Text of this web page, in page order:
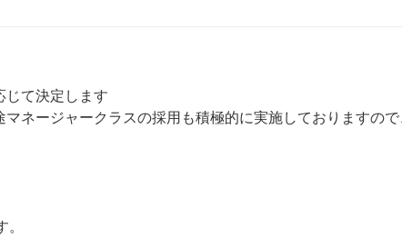
て決定します
ネージャークラスの採用も積極的に実施しておりますので